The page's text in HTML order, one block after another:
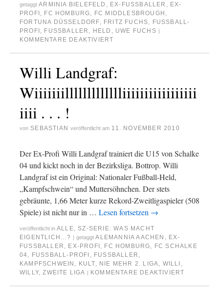
getaggt ARMINIA BIELEFELD , EX-FUSSBALLER , EX-
PROFI , FC HOMBURG, FC MIDDLESBROUGH ,
FORTUNA DÜSSELDORF, FRITZ FUCHS, FUSSBALL-P
ROFI , FUSSBALLER , HELD , UWE FUCHS
KOMMENTARE DEAKTIVIERT
Willi Landgraf:
Wiiiiiiillllllllllllliiiiiiiiiiiiiiiii
iiii . . . !
von SEBASTIAN veröffentlicht am 11. NOVEMBER 2010
Der Ex-Profi Willi Landgraf trainiert die U15 von Schalke
04 und kickt noch in der Bezirksliga. Bottrop. Willi
Landgraf ist ein Original: Nationaler Fußball-Held,
„Kampfschwein“ und Muttersöhnchen. Der stets
gebräunte, 1,66 Meter kurze Rekord-Zweitligaspieler (508
Spiele) ist nicht nur in … Lesen fortsetzen →
veröffentlicht in ALLE, SZ-SERIE: WAS MACHT
EIGENTLICH...?
getaggt ALEMANNIA AACHEN , EX-
FUSSBALLER
, EX-PROFI , FC HOMBURG, FC SCHALKE
04, FUSSBALL-PROFI , FUSSBALLER
,
KAMPFSCHWEIN , KULT, NIE MEHR 2. LIGA, WILLI ,
WILLY,ZWEITE LIGA KOMMENTARE DEAKTIVIERT